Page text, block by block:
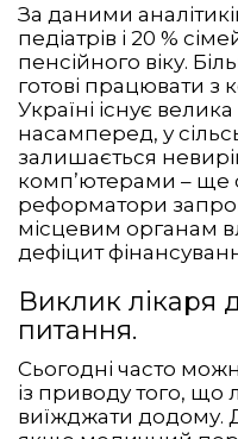
За даними
педіатрів і 20 %
пенсійного віку.
готові працювати з
Україні існує
насамперед, у
залишається
комп’ютерами – ще
реформатори
місцевим органам
дефіцит
Виклик лікаря
питання.
Сьогодні часто
із приводу того, що
виїжджати додому.